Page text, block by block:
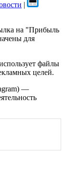
|
на "Прибыль
для
файлы
целей.
—